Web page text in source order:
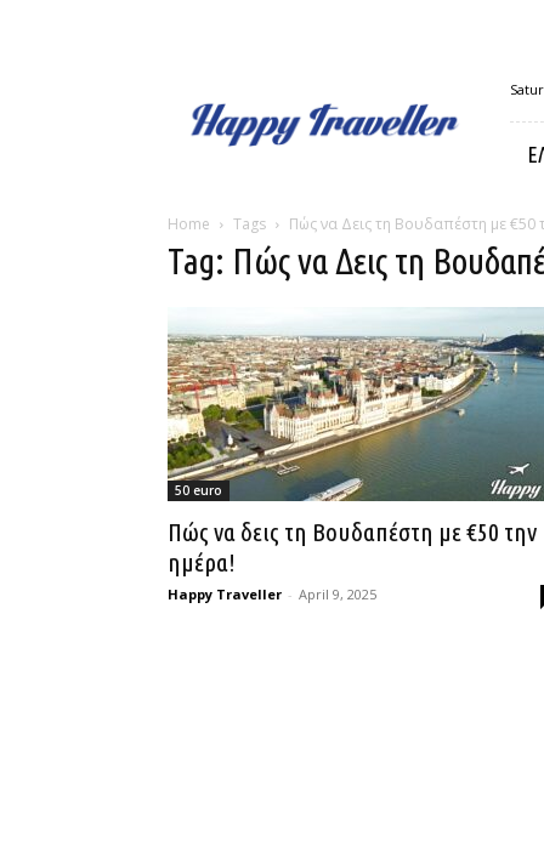
Traveller
Home Tags Πώς να Δεις τη Βουδαπέστη με €50
Tag: Πώς να Δεις τη
50 euro
Πώς να δεις τη Βουδαπέστη με €50 την
ημέρα!
Happy Traveller - April 9, 2025